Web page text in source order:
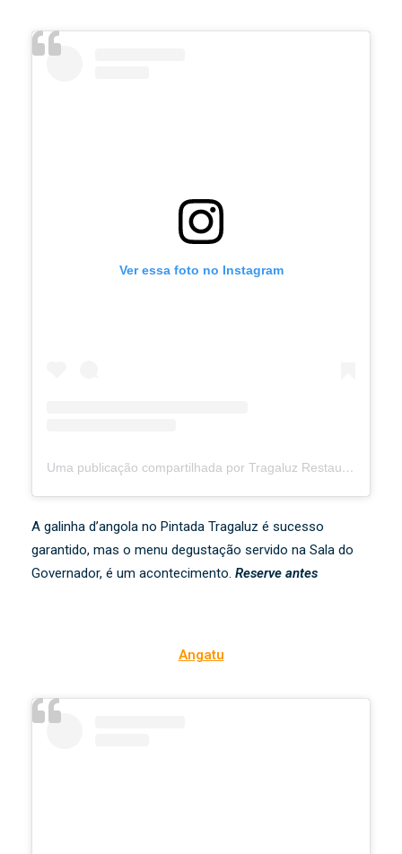
Ver essa foto no Instagram
Uma publicação compartilhada por Tragaluz Restaurante Casa (@tragaluztiradentes)
A galinha d’angola no Pintada Tragaluz é sucesso
garantido, mas o menu degustação servido na Sala do
Governador, é um acontecimento. Reserve antes
Angatu